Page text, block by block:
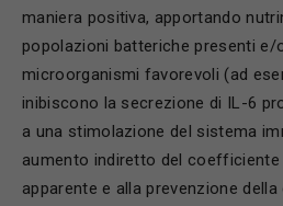
maniera positiva, apportando
popolazioni batteriche presenti e/
microorganismi favorevoli (ad
inibiscono la secrezione di IL-6
a una stimolazione del sistema
aumento indiretto del coefficiente
apparente e alla prevenzione